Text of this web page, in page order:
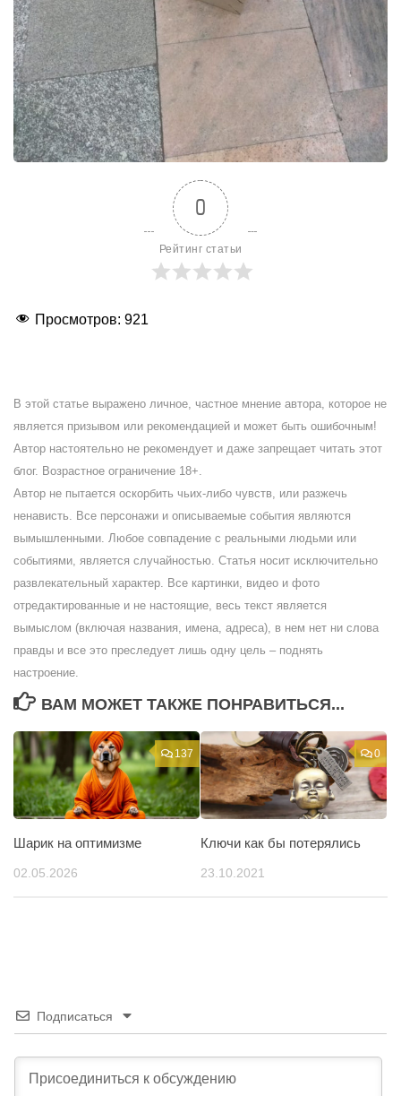
0
Рейтинг статьи
Просмотров: 921
В этой статье выражено личное, частное мнение автора, которое не
является призывом или рекомендацией и может быть ошибочным!
Автор настоятельно не рекомендует и даже запрещает читать этот
блог. Возрастное ограничение 18+.
Автор не пытается оскорбить чьих-либо чувств, или разжечь
ненависть. Все персонажи и описываемые события являются
вымышленными. Любое совпадение с реальными людьми или
событиями, является случайностью. Статья носит исключительно
развлекательный характер. Все картинки, видео и фото
отредактированные и не настоящие, весь текст является
вымыслом (включая названия, имена, адреса), в нем нет ни слова
правды и все это преследует лишь одну цель – поднять
настроение.
ВАМ МОЖЕТ ТАКЖЕ ПОНРАВИТЬСЯ...
137
Шарик на оптимизме
02.05.2026
0
Ключи как бы потерялись
23.10.2021
Подписаться